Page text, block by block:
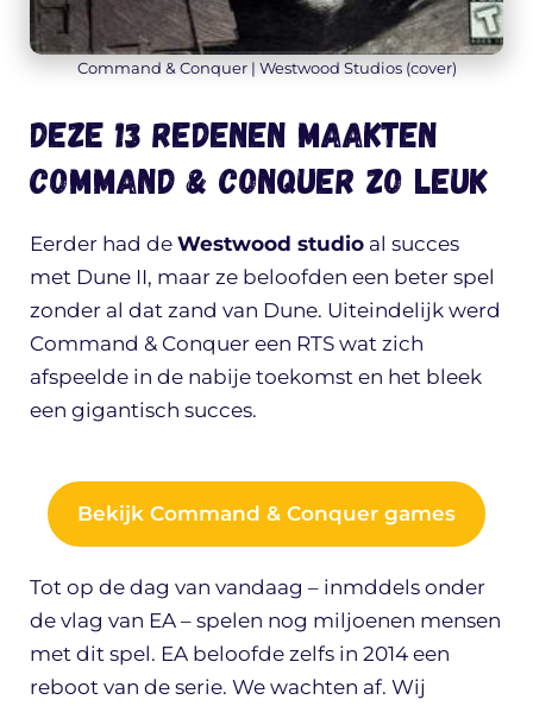
Command & Conquer | Westwood Studios (cover)
Deze 13 redenen maakten
Command & Conquer zo leuk
Eerder had de Westwood studio al succes
met Dune II, maar ze beloofden een beter spel
zonder al dat zand van Dune. Uiteindelijk werd
Command & Conquer een RTS wat zich
afspeelde in de nabije toekomst en het bleek
een gigantisch succes.
Bekijk Command & Conquer games
Tot op de dag van vandaag – inmddels onder
de vlag van EA – spelen nog miljoenen mensen
met dit spel. EA beloofde zelfs in 2014 een
reboot van de serie. We wachten af. Wij